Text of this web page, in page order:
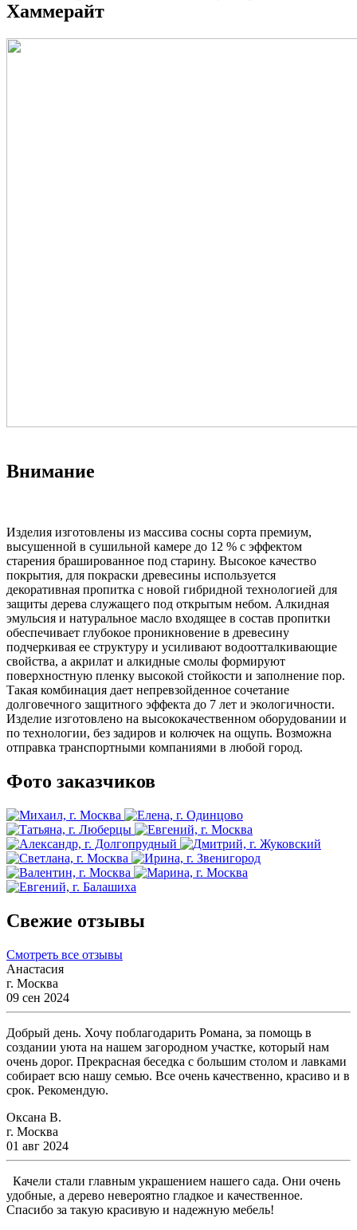
Хаммерайт
Внимание
Изделия изготовлены из массива сосны сорта премиум,
высушенной в сушильной камере до 12 % с эффектом
старения брашированное под старину. Высокое качество
покрытия, для покраски древесины используется
декоративная пропитка с новой гибридной технологией для
защиты дерева служащего под открытым небом. Алкидная
эмульсия и натуральное масло входящее в состав пропитки
обеспечивает глубокое проникновение в древесину
подчеркивая ее структуру и усиливают водоотталкивающие
свойства, а акрилат и алкидные смолы формируют
поверхностную пленку высокой стойкости и заполнение пор.
Такая комбинация дает непревзойденное сочетание
долговечного защитного эффекта до 7 лет и экологичности.
Изделие изготовлено на высококачественном оборудовании и
по технологии, без задиров и колючек на ощупь. Возможна
отправка транспортными компаниями в любой город.
Фото заказчиков
Свежие отзывы
Смотреть все отзывы
Анастасия
г. Москва
09 сен 2024
Добрый день. Хочу поблагодарить Романа, за помощь в
создании уюта на нашем загородном участке, который нам
очень дорог. Прекрасная беседка с большим столом и лавками
собирает всю нашу семью. Все очень качественно, красиво и в
срок. Рекомендую.
Оксана В.
г. Москва
01 авг 2024
Качели стали главным украшением нашего сада. Они очень
удобные, а дерево невероятно гладкое и качественное.
Спасибо за такую красивую и надежную мебель!